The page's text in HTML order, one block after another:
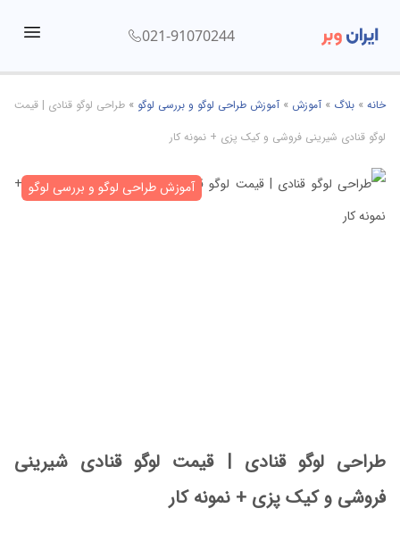
021-91070244
خانه » بلاگ » آموزش » آموزش طراحی لوگو و بررسی لوگو » طراحی لوگو قنادی | قیمت
لوگو قنادی شیرینی فروشی و کیک پزی + نمونه کار
آموزش طراحی لوگو و بررسی لوگو
طراحی لوگو قنادی | قیمت لوگو قنادی شیرینی
فروشی و کیک پزی + نمونه کار